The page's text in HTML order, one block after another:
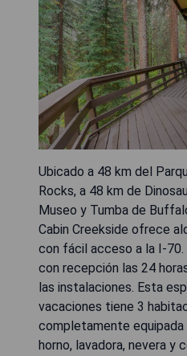
Ubicado a 48 km del
Rocks, a 48 km de
Museo y Tumba de
Cabin Creekside ofrece
con fácil acceso a la I-
con recepción las 24
las instalaciones. Esta
vacaciones tiene 3
completamente equipada
horno, lavadora, nevera y